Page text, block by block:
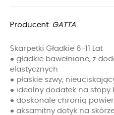
Producent: GATTA
Skarpetki Gładkie 6-11 Lat
● gładkie bawełniane, z
elastycznych
● płaskie szwy,
● idealny dodatek na stopy
● doskonale chronią
● aksamitny dotyk na